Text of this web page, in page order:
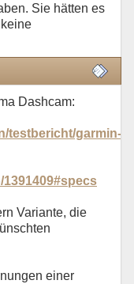
Sie hätten es
Dashcam:
testbericht/garmin-
1391409#specs
Variante, die
einer